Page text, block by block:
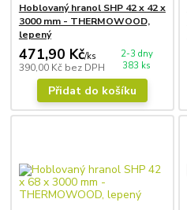
Hoblovaný hranol SHP 42 x 42 x
3000 mm - THERMOWOOD,
lepený
471,90 Kč/ks
390,00 Kč bez DPH
2-3 dny
383 ks
Přidat do košíku